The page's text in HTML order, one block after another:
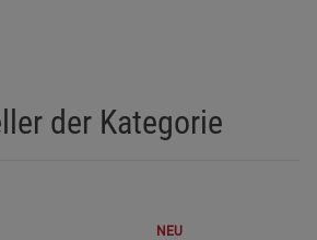
der Kategorie
NEU